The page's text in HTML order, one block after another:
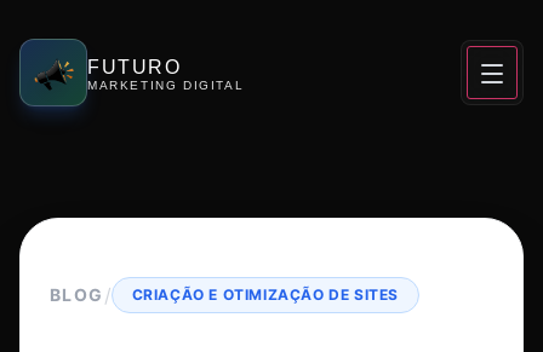
FUTURO
MARKETING DIGITAL
BLOG / CRIAÇÃO E OTIMIZAÇÃO DE SITES